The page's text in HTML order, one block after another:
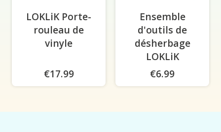
LOKLiK Porte-
rouleau de
vinyle
€17.99
Ensemble
d'outils de
désherbage
LOKLiK
€6.99